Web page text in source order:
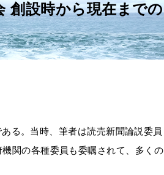
創設時から現在までの
る。当時、筆者は読売新聞論説委員
関の各種委員も委嘱されて、多くの